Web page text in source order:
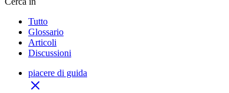
Tutto
Glossario
Articoli
Discussioni
piacere di guida